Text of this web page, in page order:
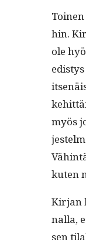
hin.
ole
myös
kuten
Kir­jan
nal­la,
sen